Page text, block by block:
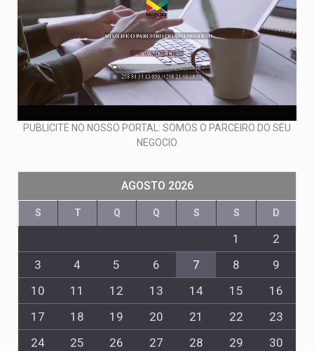
PUBLICITE NO NOSSO PORTAL: SOMOS O PARCEIRO DO SEU
NEGOCIO
AGOSTO 2026
S T Q Q S S D
1
2
3
4 5 6 7 8
9
10
11 12 13 14 15
16
17
18 19 20 21 22
23
24
25 26 27 28 29
30